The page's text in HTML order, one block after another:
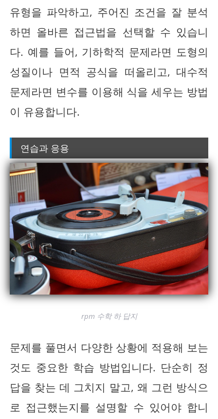
유형을 파악하고, 주어진 조건을 잘 분석
하면 올바른 접근법을 선택할 수 있습니
다. 예를 들어, 기하학적 문제라면 도형의
성질이나 면적 공식을 떠올리고, 대수적
문제라면 변수를 이용해 식을 세우는 방법
이 유용합니다.
연습과 응용
rpm 수학 하 답지
문제를 풀면서 다양한 상황에 적용해 보는
것도 중요한 학습 방법입니다. 단순히 정
답을 찾는 데 그치지 말고, 왜 그런 방식으
로 접근했는지를 설명할 수 있어야 합니